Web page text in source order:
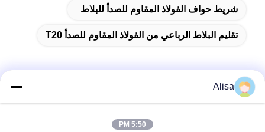
شريط حواف الفولاذ المقاوم للصدأ للبلاط
تقليم البلاط الرباعي من الفولاذ المقاوم للصدأ T20
Alisa
5:50 PM